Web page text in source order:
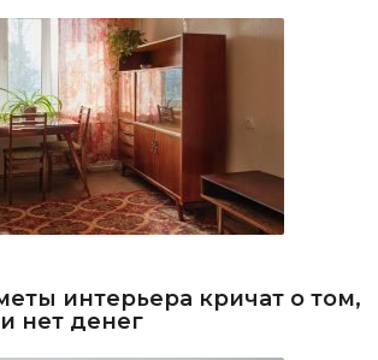
интерьера кричат о том,
нет денег